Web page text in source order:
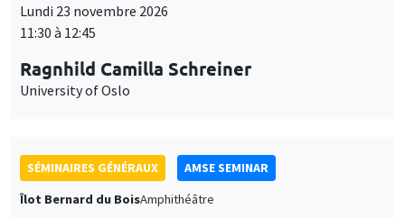
Lundi 23 novembre 2026
11:30 à 12:45
Ragnhild Camilla Schreiner
University of Oslo
SÉMINAIRES GÉNÉRAUX
AMSE SEMINAR
Îlot Bernard du BoisAmphithéâtre